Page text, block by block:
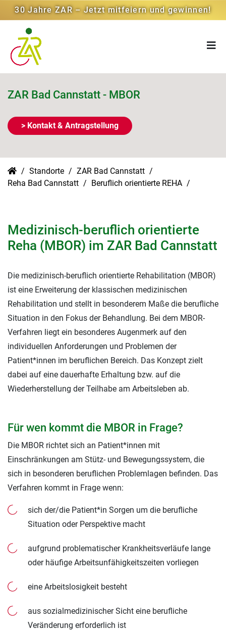
30 Jahre ZAR – Jetzt mitfeiern und gewinnen!
ZAR Bad Cannstatt - MBOR
> Kontakt & Antragstellung
Standorte
ZAR Bad Cannstatt
Reha Bad Cannstatt
Beruflich orientierte REHA
Medizinisch-beruflich orientierte
Reha (MBOR) im ZAR Bad Cannstatt
Die medizinisch-beruflich orientierte Rehabilitation (MBOR)
ist eine Erweiterung der klassischen medizinischen
Rehabilitation und stellt in besonderem Maße die berufliche
Situation in den Fokus der Behandlung. Bei dem MBOR-
Verfahren liegt ein besonderes Augenmerk auf den
individuellen Anforderungen und Problemen der
Patient*innen im beruflichen Bereich. Das Konzept zielt
dabei auf eine dauerhafte Erhaltung bzw. auf die
Wiederherstellung der Teilhabe am Arbeitsleben ab.
Für wen kommt die MBOR in Frage?
Die MBOR richtet sich an Patient*innen mit
Einschränkungen am Stütz- und Bewegungssystem, die
sich in besonderen beruflichen Problemlagen befinden. Das
Verfahren kommt in Frage wenn:
sich der/die Patient*in Sorgen um die berufliche
Situation oder Perspektive macht
aufgrund problematischer Krankheitsverläufe lange
oder häufige Arbeitsunfähigkeitszeiten vorliegen
eine Arbeitslosigkeit besteht
aus sozialmedizinischer Sicht eine berufliche
Veränderung erforderlich ist